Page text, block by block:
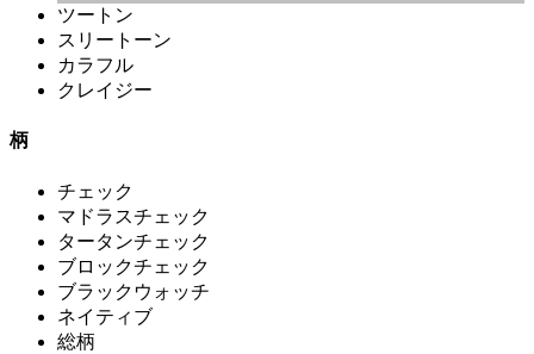
ツートン
スリートーン
カラフル
クレイジー
柄
チェック
マドラスチェック
タータンチェック
ブロックチェック
ブラックウォッチ
ネイティブ
総柄